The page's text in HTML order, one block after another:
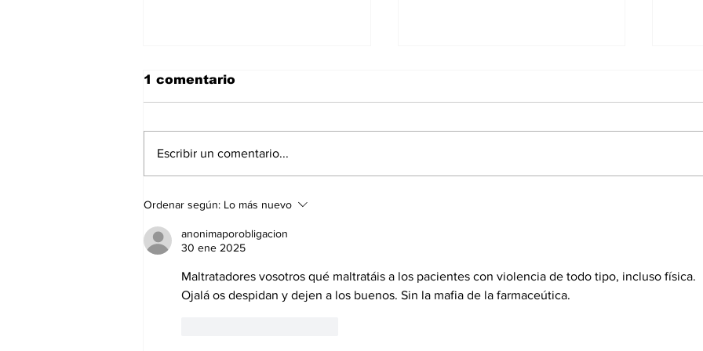
Convulsiones y
enfermedad
cardiovascular
1 comentario
Escribir un comentario...
Ordenar según: Lo más nuevo
anonimaporobligacion
30 ene 2025
Maltratadores vosotros qué maltratáis a los pacientes con violencia de todo tipo, incluso física.
Ojalá os despidan y dejen a los buenos. Sin la mafia de la farmaceútica.